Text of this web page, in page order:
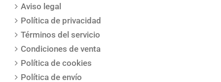
Aviso legal
Política de privacidad
Términos del servicio
Condiciones de venta
Política de cookies
Política de envío